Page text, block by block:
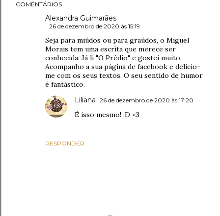
COMENTÁRIOS
Alexandra Guimarães
26 de dezembro de 2020 às 15:19
Seja para miúdos ou para graúdos, o Miguel
Morais tem uma escrita que merece ser
conhecida. Já li "O Prédio" e gostei muito.
Acompanho a sua página de facebook e delicio-
me com os seus textos. O seu sentido de humor
é fantástico.
RESPONDER
Liliana 26 de dezembro de 2020 às 17:20
É isso mesmo! :D <3